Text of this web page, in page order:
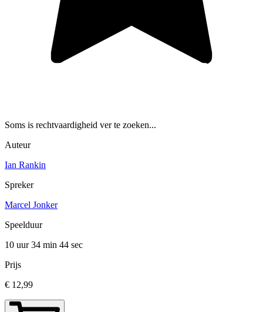
Soms is rechtvaardigheid ver te zoeken...
Auteur
Ian Rankin
Spreker
Marcel Jonker
Speelduur
10 uur 34 min 44 sec
Prijs
€ 12,99